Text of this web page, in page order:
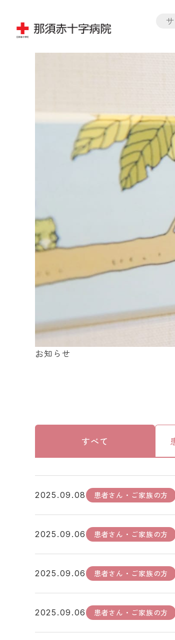
お知らせ
すべて
2025.09.08 患者さん・ご家族の方
2025.09.06 患者さん・ご家族の方
2025.09.06 患者さん・ご家族の方
2025.09.06 患者さん・ご家族の方